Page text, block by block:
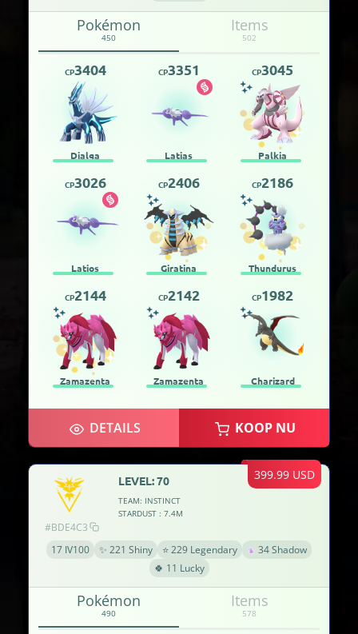
Pokémon
450
Items
502
CP3404
Dialga
CP3351
Latias
CP3045
Palkia
CP3026
Latios
CP2406
Giratina
CP2186
Thundurus
CP2144
Zamazenta
CP2142
Zamazenta
CP1982
Charizard
DETAILS KOOP NU
399.99 USD
#BDE4C3
LEVEL: 70
TEAM: INSTINCT
STARDUST : 7.4M
17 IV100 ✨ 221 Shiny ⭐ 229 Legendary
34 Shadow
🍀 11 Lucky
Pokémon
490
Items
578